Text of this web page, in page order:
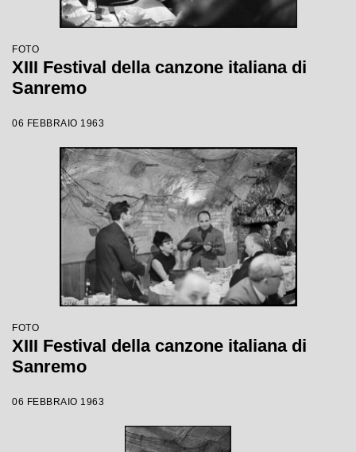
FOTO
XIII Festival della canzone italiana di
Sanremo
06 FEBBRAIO 1963
FOTO
XIII Festival della canzone italiana di
Sanremo
06 FEBBRAIO 1963